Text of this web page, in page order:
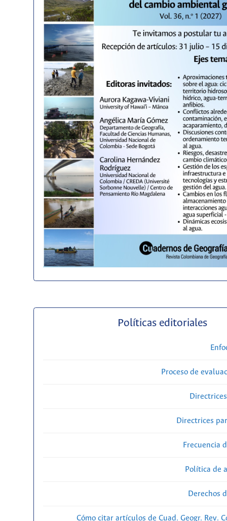
Políticas editoriales
Proceso de
Directrices
Frecuencia
Política de
Derechos
Cómo citar artículos de Cuad. Geogr. Rev.